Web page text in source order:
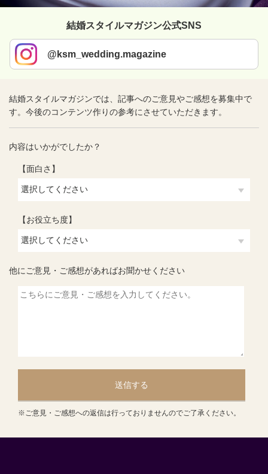
結婚スタイルマガジン公式SNS
@ksm_wedding.magazine
結婚スタイルマガジンでは、記事へのご意見やご感想を募集中で
す。今後のコンテンツ作りの参考にさせていただきます。
内容はいかがでしたか？
【面白さ】
【お役立ち度】
他にご意見・ご感想があればお聞かせください
送信する
※ご意見・ご感想への返信は行っておりませんのでご了承ください。